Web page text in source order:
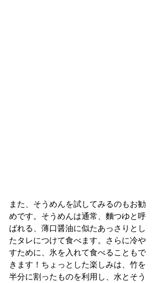
また、そうめんを試してみるのもお勧
めです。そうめんは通常、麵つゆと呼
ばれる、薄口醤油に似たあっさりとし
たタレにつけて食べます。さらに冷や
すために、氷を入れて食べることもで
きます！ちょっとした楽しみは、竹を
半分に割ったものを利用し、水とそう